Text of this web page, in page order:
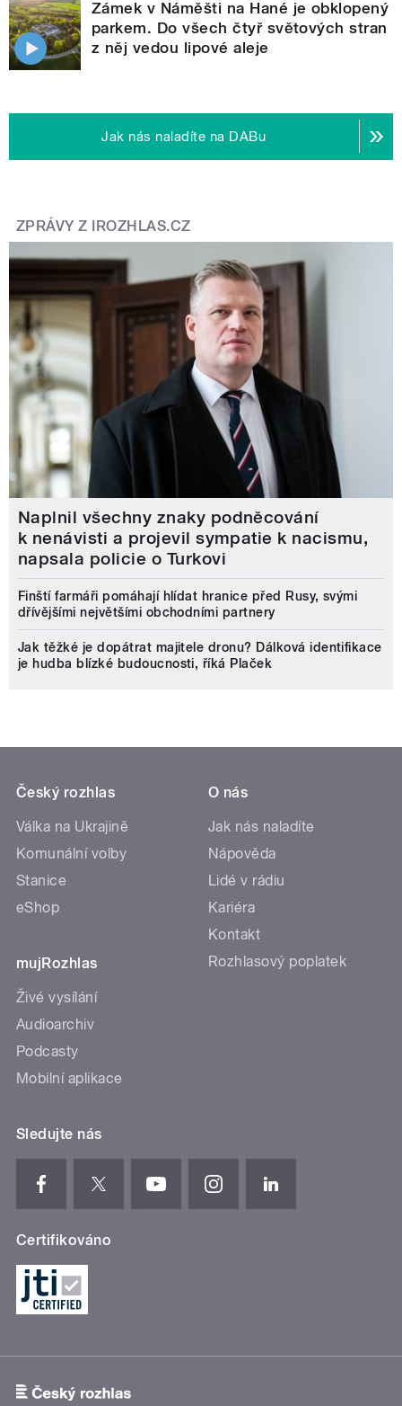
Zámek v Náměšti na Hané je obklopený
parkem. Do všech čtyř světových stran
z něj vedou lipové aleje
Jak nás naladíte na DABu
ZPRÁVY Z IROZHLAS.CZ
Naplnil všechny znaky podněcování
k nenávisti a projevil sympatie k nacismu,
napsala policie o Turkovi
Finští farmáři pomáhají hlídat hranice před Rusy, svými
dřívějšími největšími obchodními partnery
Jak těžké je dopátrat majitele dronu? Dálková identifikace
je hudba blízké budoucnosti, říká Plaček
Český rozhlas
Válka na Ukrajině
Komunální volby
Stanice
eShop
mujRozhlas
Živé vysílání
Audioarchiv
Podcasty
Mobilní aplikace
O nás
Jak nás naladíte
Nápověda
Lidé v rádiu
Kariéra
Kontakt
Rozhlasový poplatek
Sledujte nás
Certifikováno